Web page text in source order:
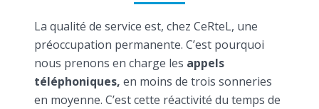
La qualité de service est, chez CeRteL, une
préoccupation permanente. C’est pourquoi
nous prenons en charge les appels
téléphoniques, en moins de trois sonneries
en moyenne. C’est cette réactivité du temps de